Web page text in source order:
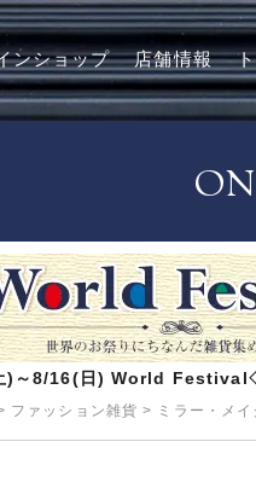
ンショップ 店舗情報
)～8/16(日) World Festival◇
ファッション雑貨 > ミラー・メ